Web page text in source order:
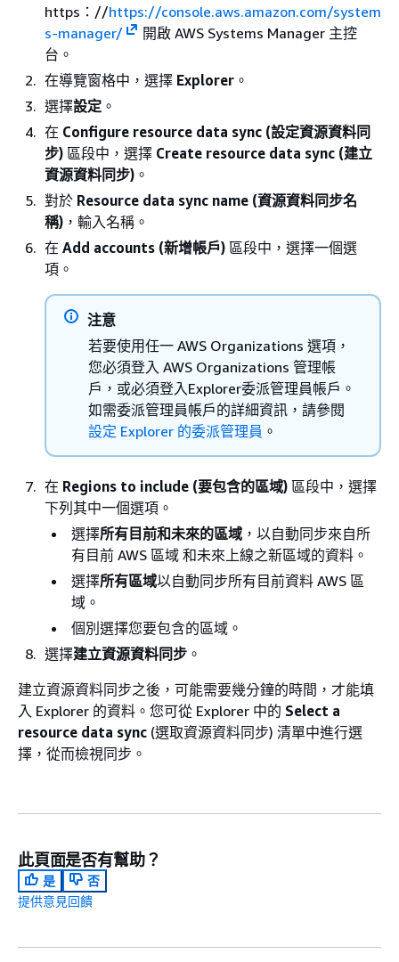
https：//https://console.aws.amazon.com/system
s-manager/
開啟 AWS Systems Manager 主控
台。
在導覽窗格中，選擇 Explorer 。
選擇設定 。
在 Configure resource data sync (設定資源資料同
步) 區段中，選擇 Create resource data sync (建立
資源資料同步) 。
對於 Resource data sync name (資源資料同步名
稱) ，輸入名稱。
在 Add accounts (新增帳戶) 區段中，選擇一個選
項。
注意
若要使用任一 AWS Organizations 選項，
您必須登入 AWS Organizations 管理帳
戶，或必須登入Explorer委派管理員帳戶。
如需委派管理員帳戶的詳細資訊，請參閱
設定 Explorer 的委派管理員 。
在 Regions to include (要包含的區域) 區段中，選擇
下列其中一個選項。
選擇所有目前和未來的區域 ，以自動同步來自所
有目前 AWS 區域 和未來上線之新區域的資料。
選擇所有區域以自動同步所有目前資料 AWS 區
域。
個別選擇您要包含的區域。
選擇建立資源資料同步 。
建立資源資料同步之後，可能需要幾分鐘的時間，才能填
入 Explorer 的資料。您可從 Explorer 中的 Select a
resource data sync (選取資源資料同步) 清單中進行選
擇，從而檢視同步。
此頁面是否有幫助？
是
否
提供意見回饋